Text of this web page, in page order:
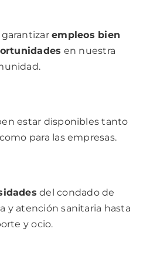
garantizarempleos bien
en nuestra
estar disponibles tanto
para las empresas.
del condado de
y atención sanitaria hasta
y ocio.